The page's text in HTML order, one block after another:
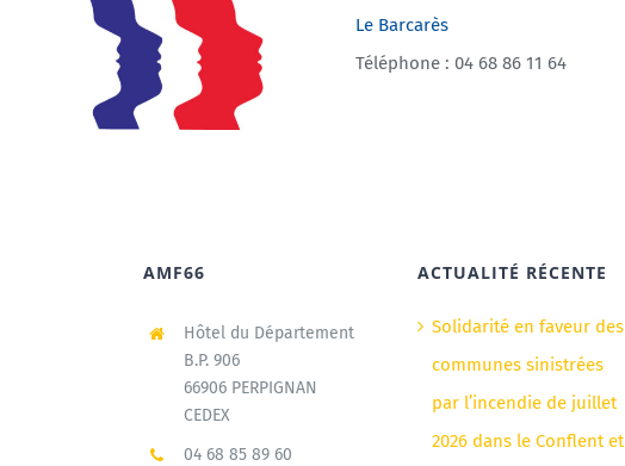
Le Barcarès
Téléphone : 04 68 86 11 64
AMF66
Hôtel du Département
B.P. 906
66906 PERPIGNAN
CEDEX
04 68 85 89 60
ACTUALITÉ RÉCENTE
Solidarité en faveur des
communes sinistrées
par l’incendie de juillet
2026 dans le Conflent et